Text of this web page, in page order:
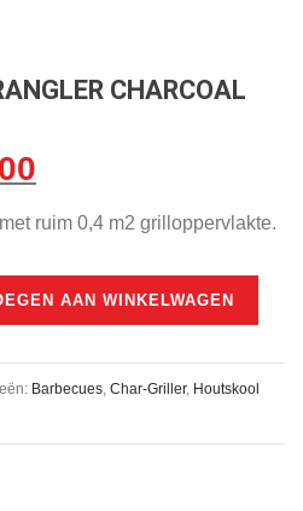
CHARCOAL
is:
ruim 0,4 m2 grilloppervlakte.
AAN WINKELWAGEN
Barbecues Char-Griller, Houtskool